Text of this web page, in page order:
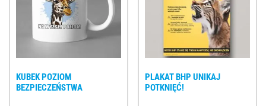
KUBEK POZIOM
BEZPIECZEŃSTWA
PLAKAT BHP UNIKAJ
POTKNIĘĆ!